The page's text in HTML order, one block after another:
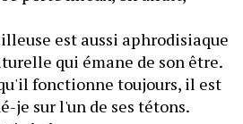
est aussi aphrodisiaque
qui émane de son être.
fonctionne toujours, il est
je sur l'un de ses tétons.